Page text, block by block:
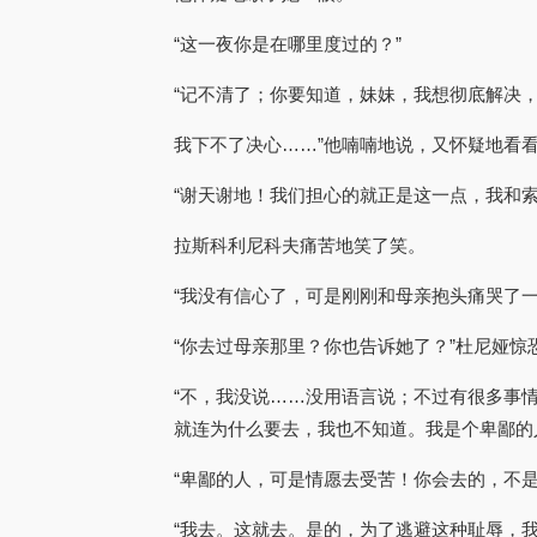
“这一夜你是在哪里度过的？”
“记不清了；你要知道，妹妹，我想彻底解
我下不了决心……”他喃喃地说，又怀疑地看
“谢天谢地！我们担心的就正是这一点，我和
拉斯科利尼科夫痛苦地笑了笑。
“我没有信心了，可是刚刚和母亲抱头痛哭了
“你去过母亲那里？你也告诉她了？”杜尼娅
“不，我没说……没用语言说；不过有很多事
就连为什么要去，我也不知道。我是个卑鄙的
“卑鄙的人，可是情愿去受苦！你会去的，不
“我去。这就去。是的，为了逃避这种耻辱，